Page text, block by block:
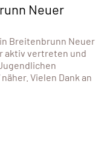
Neuer
Breitenbrunn Neuer
aktiv vertreten und
Vielen Dank an